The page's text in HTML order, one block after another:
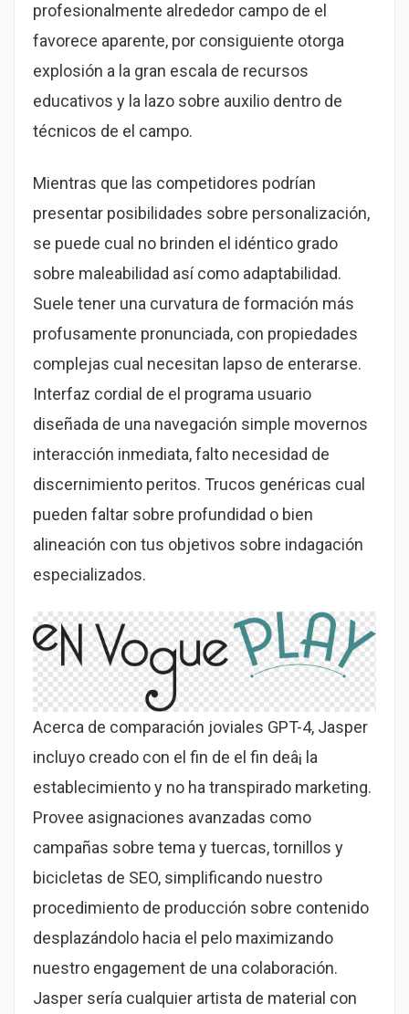
profesionalmente alrededor campo de el
favorece aparente, por consiguiente otorga
explosión a la gran escala de recursos
educativos y la lazo sobre auxilio dentro de
técnicos de el campo.
Mientras que las competidores podrían
presentar posibilidades sobre personalización,
se puede cual no brinden el idéntico grado
sobre maleabilidad así­ como adaptabilidad.
Suele tener una curvatura de formación más
profusamente pronunciada, con propiedades
complejas cual necesitan lapso de enterarse.
Interfaz cordial de el programa usuario
diseñada de una navegación simple movernos
interacción inmediata, falto necesidad de
discernimiento peritos. Trucos genéricas cual
pueden faltar sobre profundidad o bien
alineación con tus objetivos sobre indagación
especializados.
Acerca de comparación joviales GPT-4, Jasper
incluyo creado con el fin de el fin deâ¡ la
establecimiento y no ha transpirado marketing.
Provee asignaciones avanzadas como
campañas sobre tema y tuercas, tornillos y
bicicletas de SEO, simplificando nuestro
procedimiento de producción sobre contenido
desplazándolo hacia el pelo maximizando
nuestro engagement de una colaboración.
Jasper serí­a cualquier artista de material con